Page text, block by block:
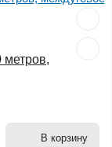
метров,
В корзину